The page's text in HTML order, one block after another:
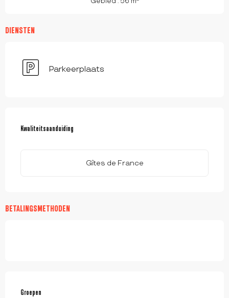
DIENSTEN
Parkeerplaats
Kwaliteitsaanduiding
Kwaliteitsaanduiding
Gîtes de France
BETALINGSMETHODEN
Groepen
Groepen